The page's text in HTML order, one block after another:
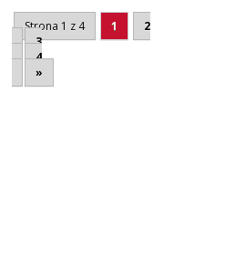
Strona 1 z 4 1
2
3
4
»